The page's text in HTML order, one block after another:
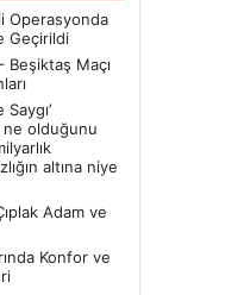
Operasyonda
Geçirildi
Maçı
olduğunu
altına niye
Adam ve
Konfor ve